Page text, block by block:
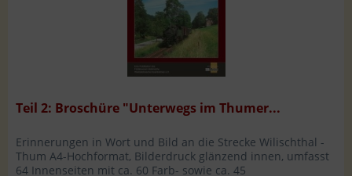
Teil 2: Broschüre "Unterwegs im Thumer...
Erinnerungen in Wort und Bild an die Strecke Wilischthal -
Thum A4-Hochformat, Bilderdruck glänzend innen, umfasst
64 Innenseiten mit ca. 60 Farb- sowie ca. 45